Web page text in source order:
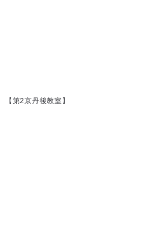
【第2京丹後教室】